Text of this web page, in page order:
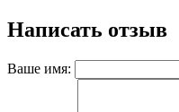
Написать отзыв
Ваше имя: